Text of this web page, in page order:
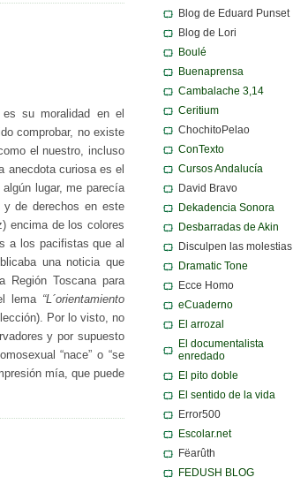
su moralidad en el
comprobar, no existe
el nuestro, incluso
anecdota curiosa es el
lugar, me parecía
y de derechos en este
encima de los colores
a los pacifistas que al
una noticia que
Región Toscana para
lema “L´orientamiento
Por lo visto, no
y por supuesto
“nace” o “se
mía, que puede
Blog de Eduard Punset
Blog de Lori
Boulé
Buenaprensa
Cambalache 3,14
Ceritium
ChochitoPelao
ConTexto
Cursos Andalucía
David Bravo
Dekadencia Sonora
Desbarradas de Akin
Disculpen las molestias
Dramatic Tone
Ecce Homo
eCuaderno
El arrozal
El documentalista
enredado
El pito doble
El sentido de la vida
Error500
Escolar.net
Fëarûth
FEDUSH BLOG